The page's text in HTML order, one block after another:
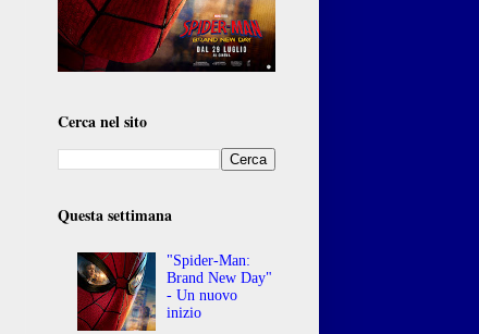
Cerca nel sito
Questa settimana
"Spider-Man:
Brand New Day"
- Un nuovo
inizio